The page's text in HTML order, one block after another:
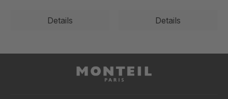
Details Details